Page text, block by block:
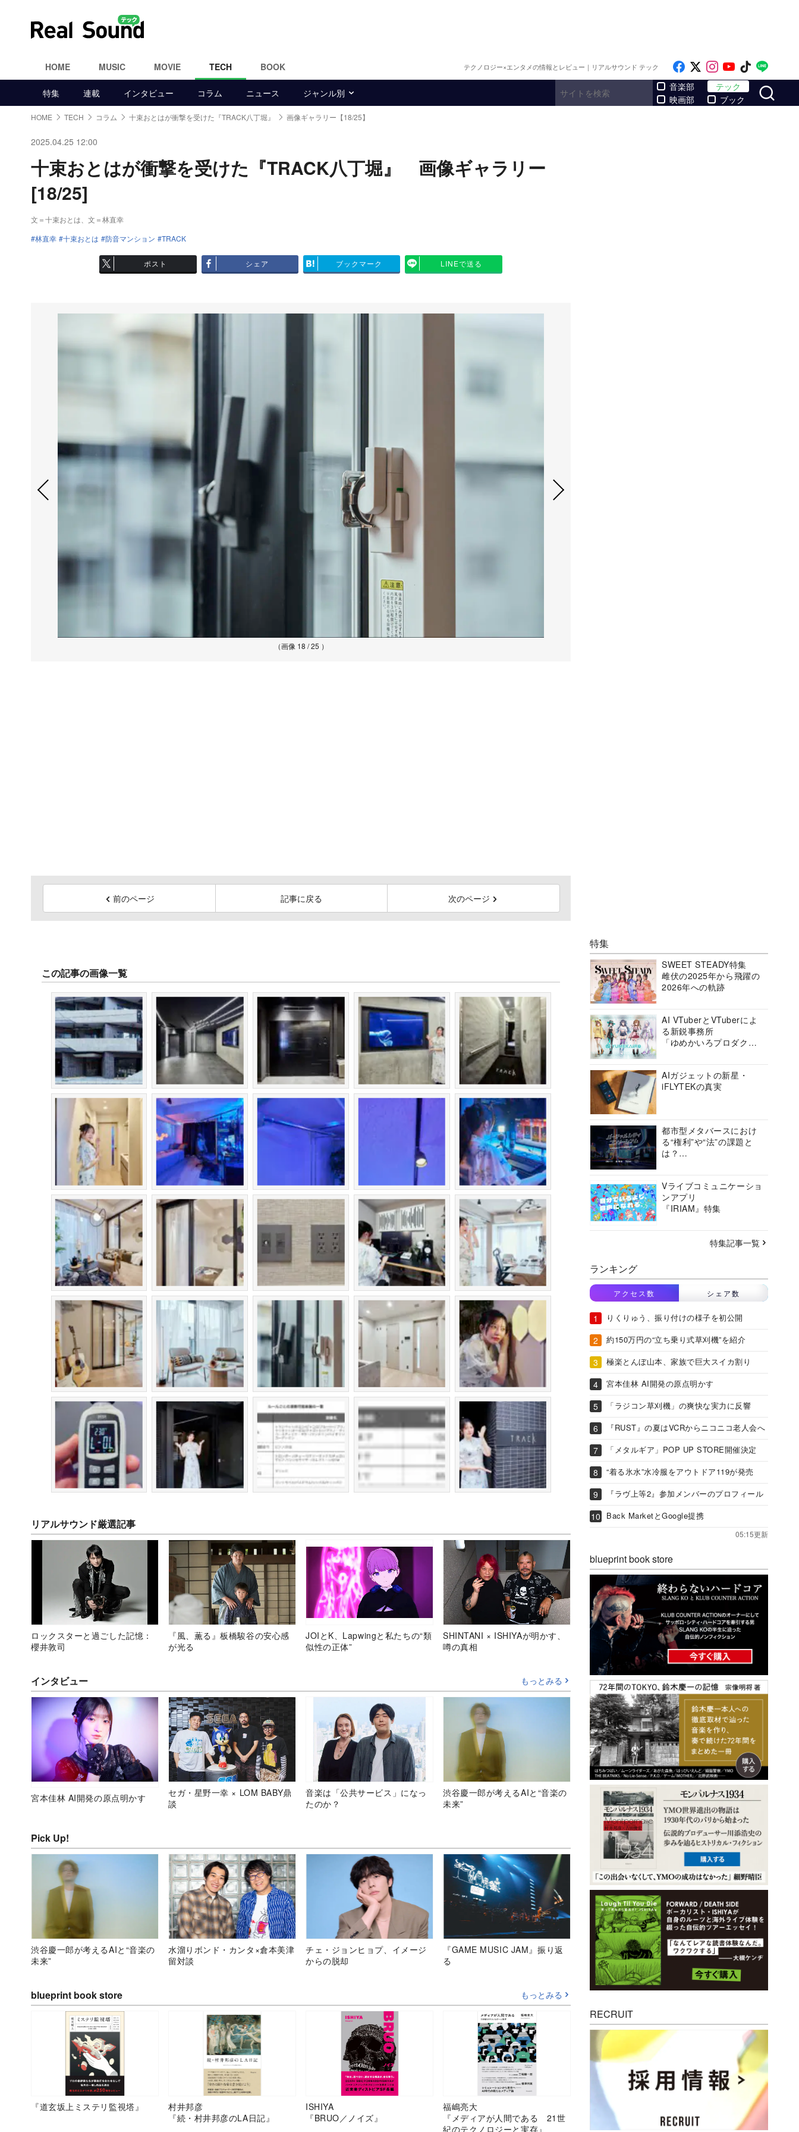
HOME MUSIC MOVIE TECH BOOK テクノロジー×エンタメの情報とレビュー｜リアルサウンド テック Like on Facebook
Follow on x
Follow on
Follow on
Follow
特集 連載 インタビュー コラム ニュース ジャンル別
音楽部
映画部
テック
ブック
HOME TECH コラム 十束おとはが衝撃を受けた『TRACK八丁堀』 画像ギャラリー【18/25】
2025.04.25 12:00
十束おとはが衝撃を受けた『TRACK八丁堀』 画像ギャラリー
[18/25]
文＝十束おとは、文＝林直幸
林直幸
十束おとは 防音マンション TRACK
ポスト シェア ブックマーク LINEで送る
（画像 18 / 25 ）
前のページ 記事に戻る 次のページ
この記事の画像一覧
リアルサウンド厳選記事
ロックスターと過ごした記憶：
櫻井敦司
『風、薫る』板橋駿谷の安心感
が光る
JOIとK、Lapwingと私たちの“類
似性の正体”
SHINTANI × ISHIYAが明かす、
噂の真相
インタビュー もっとみる
宮本佳林 AI開発の原点明かす
セガ・星野一幸 × LOM BABY鼎
談
音楽は「公共サービス」になっ
たのか？
渋谷慶一郎が考えるAIと“音楽の
未来”
Pick Up!
渋谷慶一郎が考えるAIと“音楽の
未来”
水溜りボンド・カンタ×倉本美津
留対談
チェ・ジョンヒョプ、イメージ
からの脱却
『GAME MUSIC JAM』振り返
る
blueprint book store もっとみる
『道玄坂上ミステリ監視塔』
村井邦彦
『続・村井邦彦のLA日記』
ISHIYA
『BRUO／ノイズ』
福嶋亮大
『メディアが人間である 21世
紀のテクノロジーと実存』
特集
SWEET STEADY特集
雌伏の2025年から飛躍の
2026年への軌跡
AI VTuberとVTuberによ
る新鋭事務所
「ゆめかいろプロダクシ
AIガジェットの新星・
iFLYTEKの真実
都市型メタバースにおけ
る“権利”や“法”の課題と
は？
ーシアムの挑戦に迫る
Vライブコミュニケーショ
ンアプリ
『IRIAM』特集
特集記事一覧
ランキング
アクセス数 シェア数
りくりゅう、振り付けの様子を初公開
約150万円の“立ち乗り式草刈機”を紹介
極楽とんぼ山本、家族で巨大スイカ割り
宮本佳林 AI開発の原点明かす
「ラジコン草刈機」の爽快な実力に反響
『RUST』の夏はVCRからニコニコ老人会へ
「メタルギア」POP UP STORE開催決定
“着る氷水”水冷服をアウトドア119が発売
『ラヴ上等2』参加メンバーのプロフィール
Back MarketとGoogle提携
05:15更新
blueprint book store
RECRUIT